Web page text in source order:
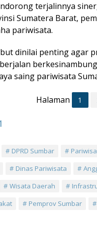
terjalinnya
Sumatera Barat,
pariwisata.
dinilai penting agar
saing pariwisata
Halaman 1
DPRD Sumbar
Dinas Pariwisata
Wisata Daerah
Pemprov Sumbar